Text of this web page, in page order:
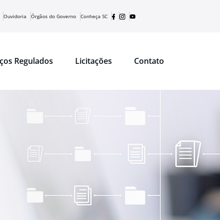
Ouvidoria Órgãos do Governo Conheça SC
Regulados Licitações Contato